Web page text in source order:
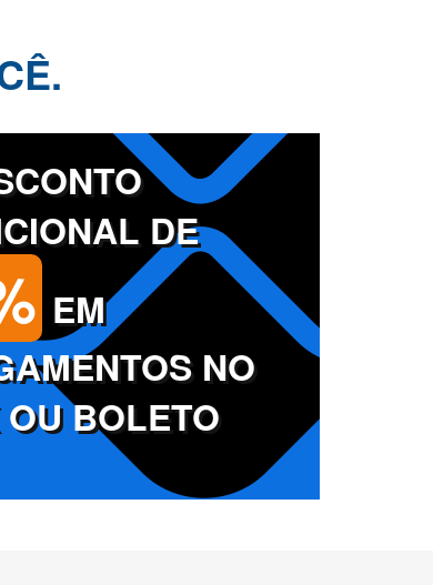
DE
EM
NO
OU BOLETO